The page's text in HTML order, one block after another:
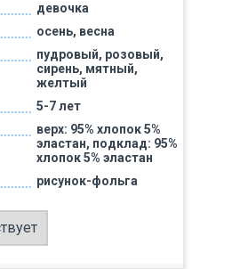
девочка
осень, весна
пудровый, розовый,
сирень, мятный,
желтый
5-7 лет
верх: 95% хлопок 5%
эластан, подклад: 95%
хлопок 5% эластан
рисунок-фольга